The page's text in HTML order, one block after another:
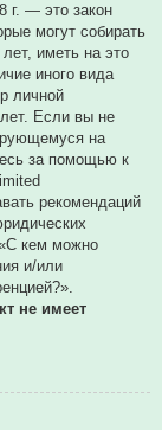
г. — это закон
могут собирать
иметь на это
иного вида
личной
Если вы не
на
за помощью к
рекомендаций
кем можно
и/или
не имеет